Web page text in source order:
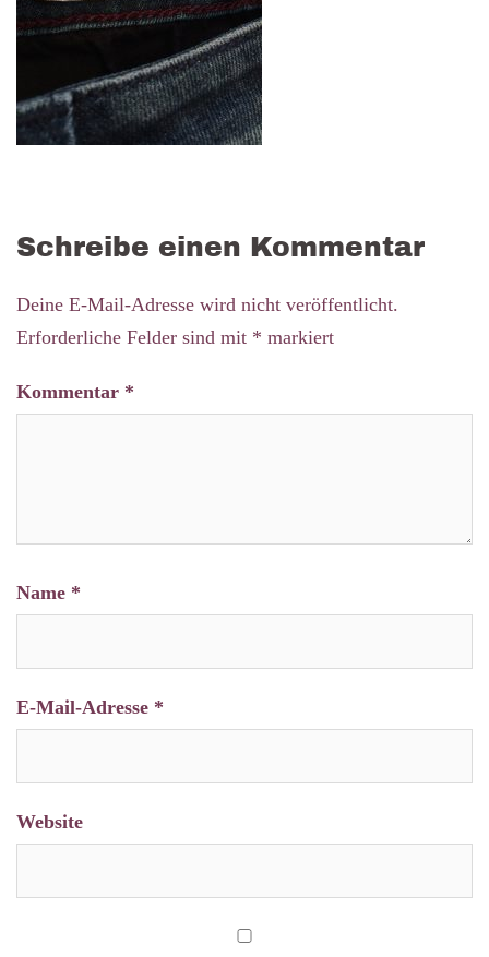
Schreibe einen Kommentar
Deine E-Mail-Adresse wird nicht veröffentlicht.
Erforderliche Felder sind mit * markiert
Kommentar *
Name *
E-Mail-Adresse *
Website